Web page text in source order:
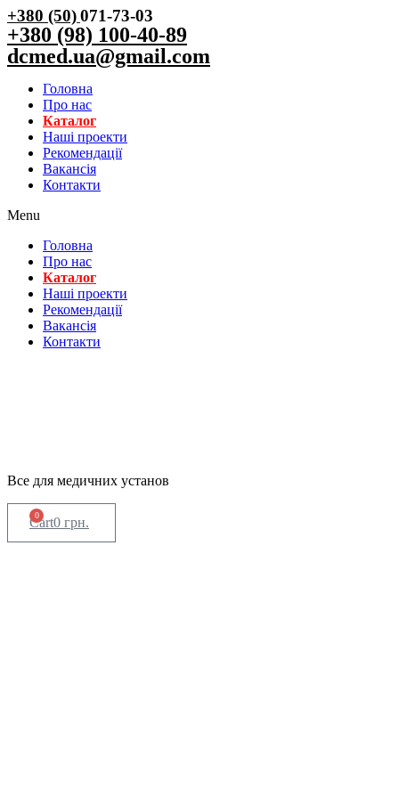
+380 (50)071-73-03
+380 (98) 100-40-89
dcmed.ua@gmail.com
Головна
Про нас
Каталог
Нашi проекти
Рекомендації
Вакансiя
Контакти
Menu
Головна
Про нас
Каталог
Нашi проекти
Рекомендації
Вакансiя
Контакти
Все для медичних установ
0 грн.
0
Cart